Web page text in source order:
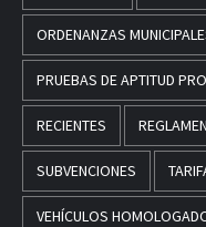
ORDENANZAS
PRUEBAS DE APTITUD
RECIENTES
SUBVENCIONES
VEHÍCULOS